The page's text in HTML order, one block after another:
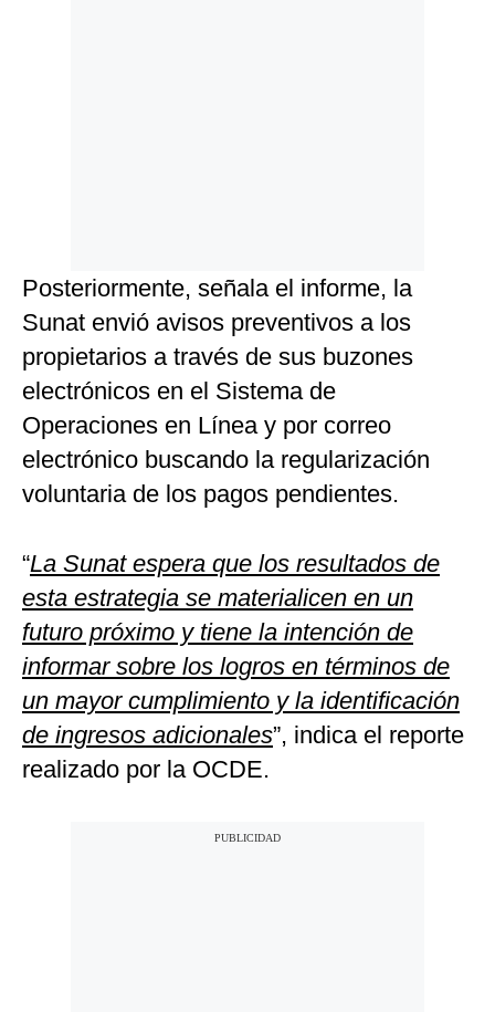
Posteriormente, señala el informe, la
Sunat envió avisos preventivos a los
propietarios a través de sus buzones
electrónicos en el Sistema de
Operaciones en Línea y por correo
electrónico buscando la regularización
voluntaria de los pagos pendientes.
“La Sunat espera que los resultados de
esta estrategia se materialicen en un
futuro próximo y tiene la intención de
informar sobre los logros en términos de
un mayor cumplimiento y la identificación
de ingresos adicionales”, indica el reporte
realizado por la OCDE.